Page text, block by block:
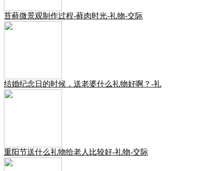
苔藓微景观制作过程-藓肉时光-礼物-交际
结婚纪念日的时候，送老婆什么礼物好啊？-礼
重阳节送什么礼物给老人比较好-礼物-交际